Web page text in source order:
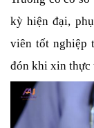
kỳ hiện đại,
viên tốt nghiệp
đón khi xin thực